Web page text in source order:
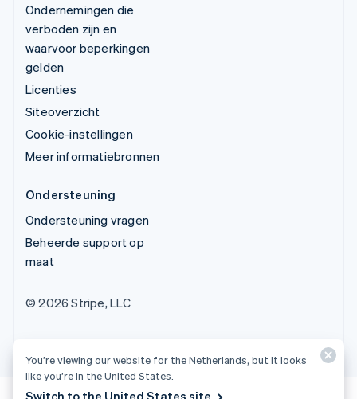
Ondernemingen die
verboden zijn en
waarvoor beperkingen
gelden
Licenties
Siteoverzicht
Cookie-instellingen
Meer informatiebronnen
Ondersteuning
Ondersteuning vragen
Beheerde support op
maat
© 2026 Stripe, LLC
You’re viewing our website for the Netherlands, but it looks
like you’re in the United States.
Switch to the United States site